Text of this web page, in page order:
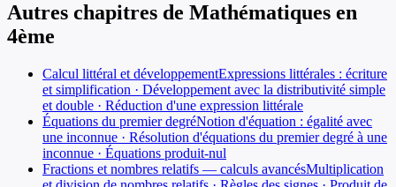
Autres chapitres de Mathématiques en
4ème
Calcul littéral et développementExpressions littérales : écriture
et simplification · Développement avec la distributivité simple
et double · Réduction d'une expression littérale
Équations du premier degréNotion d'équation : égalité avec
une inconnue · Résolution d'équations du premier degré à une
inconnue · Équations produit-nul
Fractions et nombres relatifs — calculs avancésMultiplication